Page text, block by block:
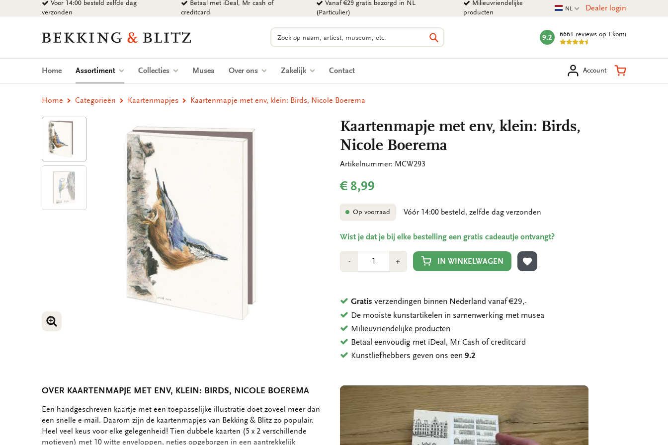
naar
Voor 14:00 besteld zelfde dag
verzonden
Betaal met iDeal, Mr cash of
creditcard
Vanaf €29 gratis bezorgd in NL
(Particulier)
Milieuvriendelijke
producten
Huidige taal
NL Dealer login
Bekking
Blitz
Uitgevers
Zoeken
Zoeken
mark:
9.2 6661 reviews op Ekomi
Home Assortiment (current)Collecties Musea Over ons Zakelijk Contact Account Winkelmand
Home Categorieën Kaartenmapjes Kaartenmapje met env, klein: Birds, Nicole Boerema
VERGROOT AFBEELDING
VERGROOT AFBEELDING
Kaartenmapje met env, klein: Birds,
Nicole Boerema
Artikelnummer: MCW293
€ 8,99
Op voorraad Vóór 14:00 besteld, zelfde dag verzonden
Wist je dat je bij elke bestelling een gratis cadeautje ontvangt?
-Min
1
+Plus
1
IN WINKELWAGEN
TOEVOEGEN AAN VERLANGLIJST
Gratis verzendingen binnen Nederland vanaf €29,-
De mooiste kunstartikelen in samenwerking met musea
Milieuvriendelijke producten
Betaal eenvoudig met iDeal, Mr Cash of creditcard
Kunstliefhebbers geven ons een9.2
OVER KAARTENMAPJE MET ENV, KLEIN: BIRDS, NICOLE BOEREMA
OMSCHRIJVING
Een handgeschreven kaartje met een toepasselijke illustratie doet zoveel meer dan
een snelle e-mail. Daarom zijn de kaartenmapjes van Bekking & Blitz zo populair.
Heel veel keus voor elke gelegenheid! Tien dubbele kaarten (5 x 2 verschillende
motieven) met 10 witte enveloppen, netjes opgeborgen in een aantrekkelijk